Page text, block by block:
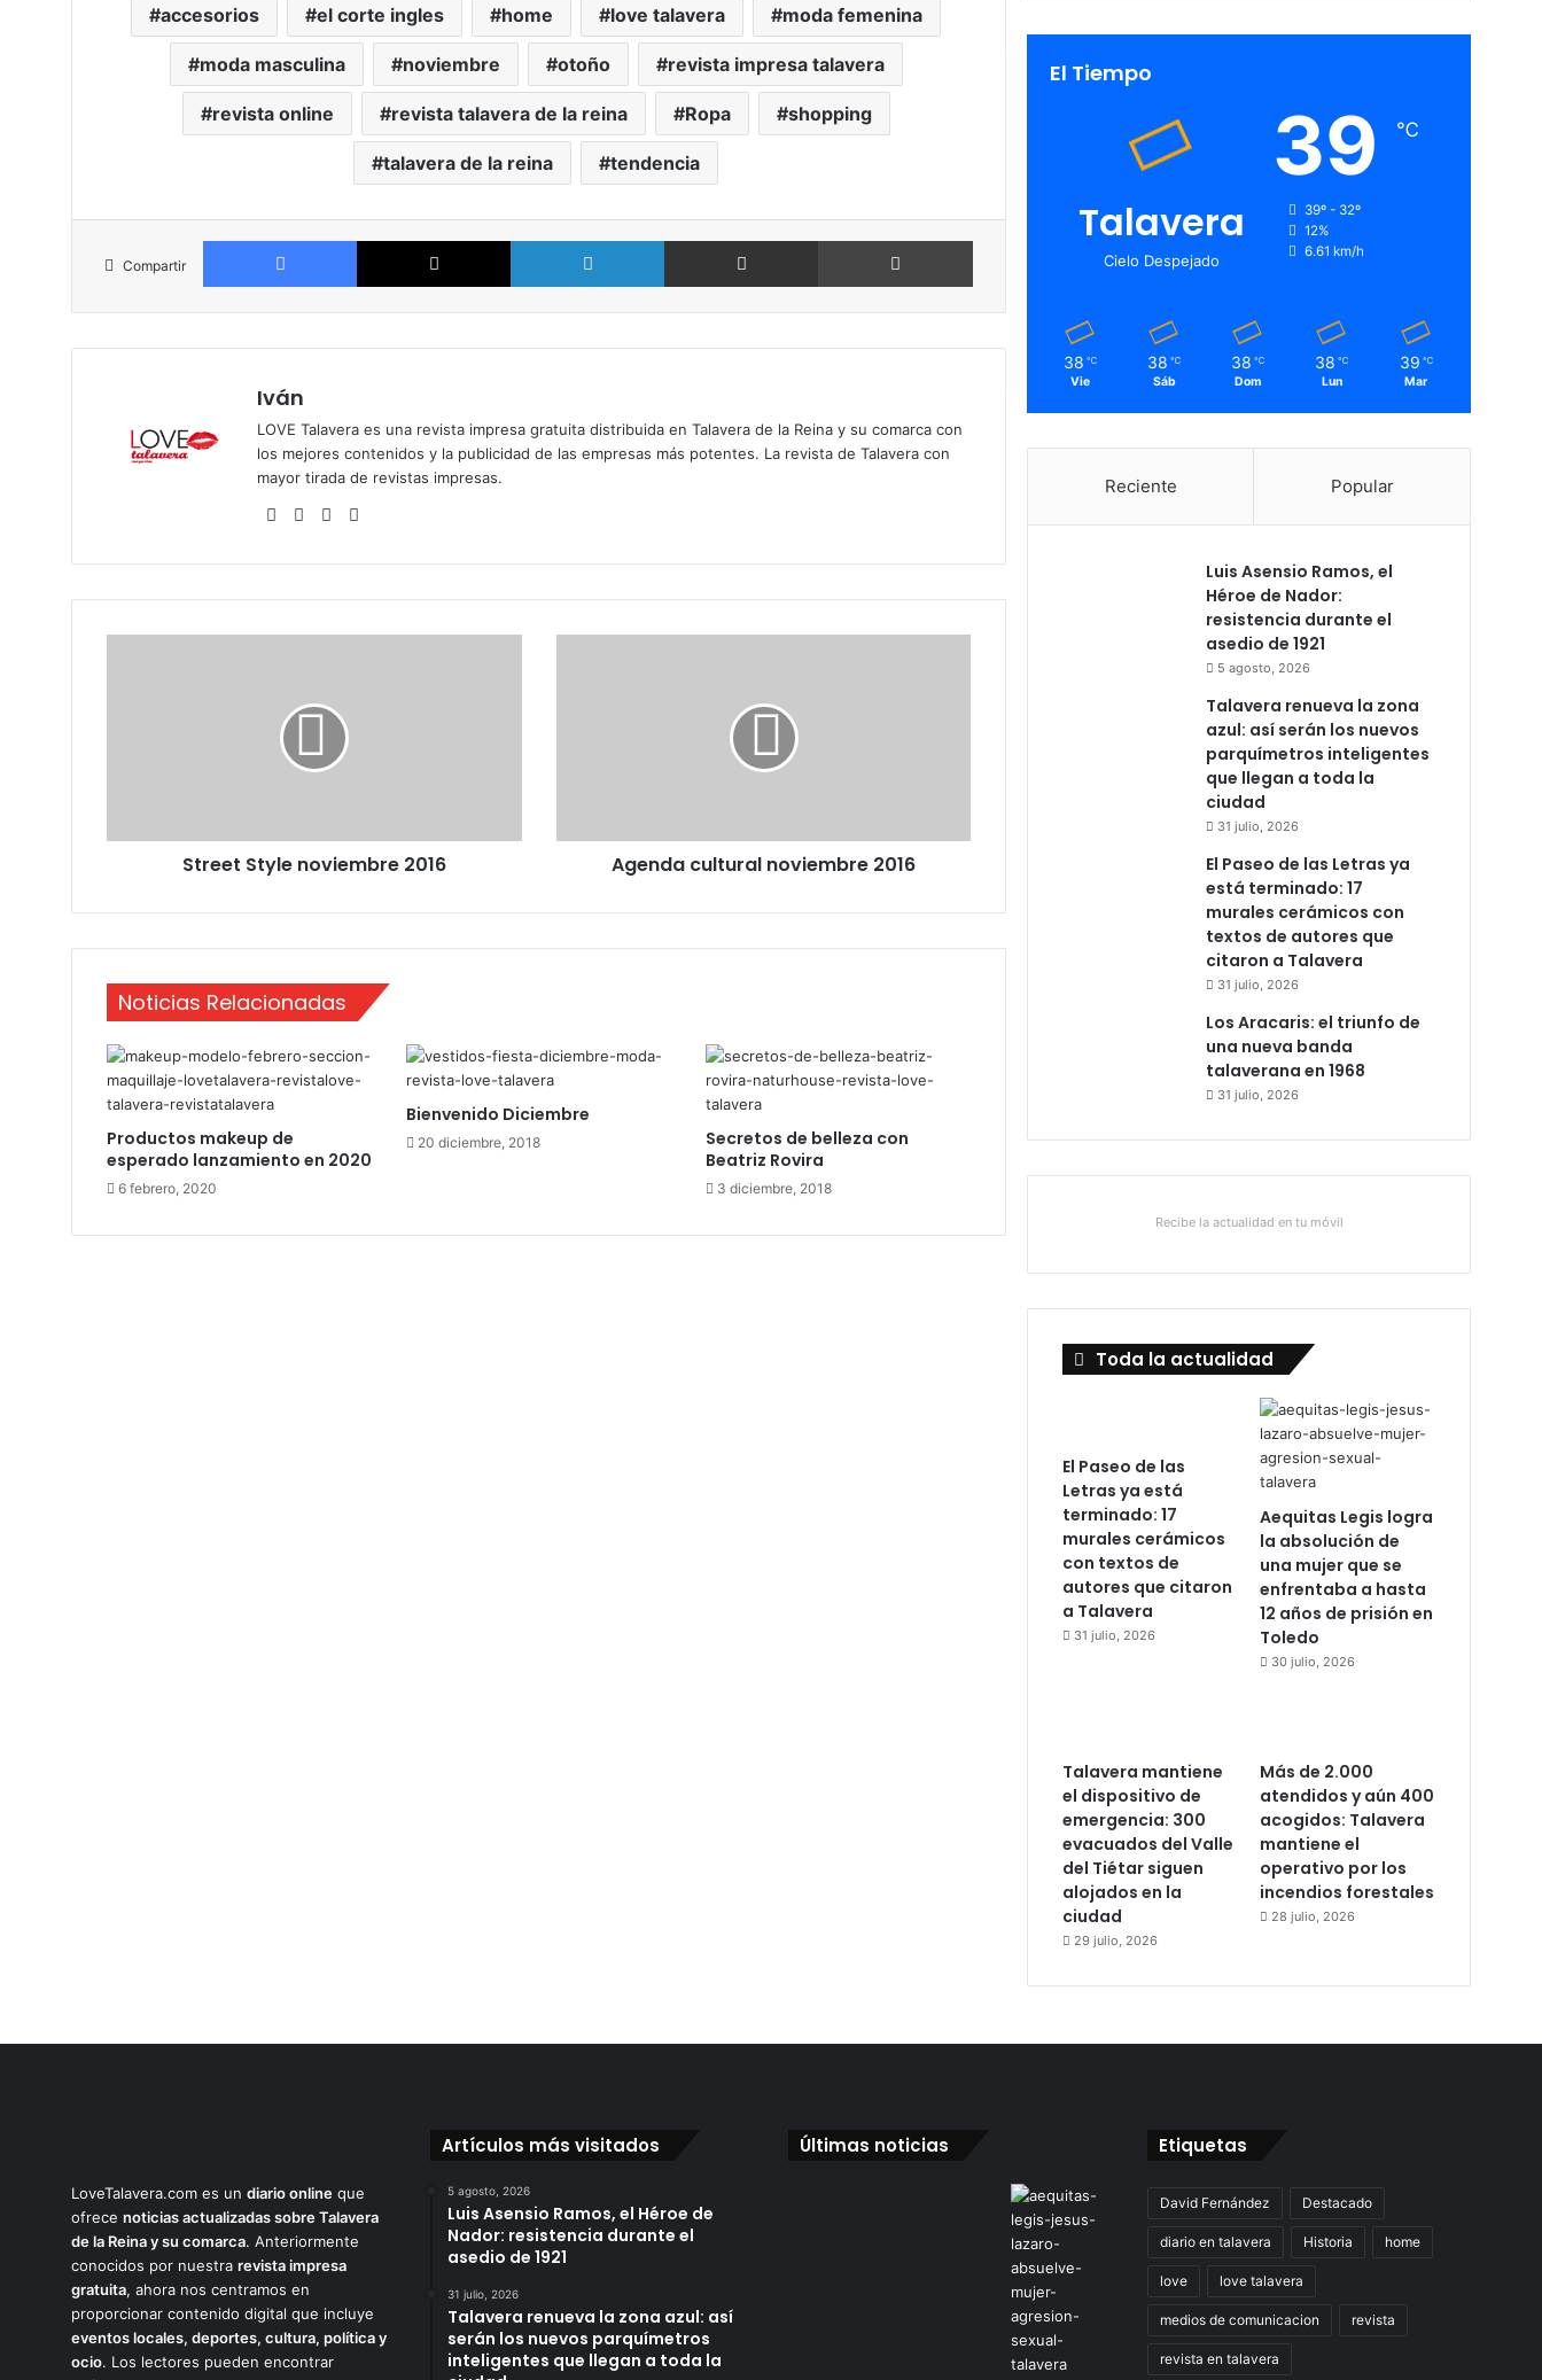
accesorios el corte ingles home love talavera moda femenina
moda masculina noviembre otoño revista impresa talavera
revista online revista talavera de la reina Ropa shopping
talavera de la reina tendencia
Compartir
Facebook X LinkedIn Compartir por Email
Iván
LOVE Talavera es una revista impresa gratuita distribuida en Talavera de la Reina y su comarca con
los mejores contenidos y la publicidad de las empresas más potentes. La revista de Talavera con
mayor tirada de revistas impresas.
Siti
we
b
Fa
bo
ok
X
ra
m
y
n
i
b
r
e
Street Style noviembre 2016
l
r
i
m
Agenda cultural noviembre 2016
Noticias Relacionadas
Productos makeup de
esperado lanzamiento en 2020
6 febrero, 2020
Bienvenido Diciembre
20 diciembre, 2018
Secretos de belleza con
Beatriz Rovira
3 diciembre, 2018
El Tiempo
Talavera
Cielo Despejado
39 ℃
39º - 32º
12%
6.61 km/h
38 ℃
Vie
38 ℃
Sáb
38 ℃
Dom
38 ℃
Lun
39 ℃
Mar
Reciente Popular
Luis Asensio Ramos, el
Héroe de Nador:
resistencia durante el
asedio de 1921
5 agosto, 2026
Talavera renueva la zona
azul: así serán los nuevos
parquímetros inteligentes
que llegan a toda la
ciudad
31 julio, 2026
El Paseo de las Letras ya
está terminado: 17
murales cerámicos con
textos de autores que
citaron a Talavera
31 julio, 2026
Los Aracaris: el triunfo de
una nueva banda
talaverana en 1968
31 julio, 2026
Recibe la actualidad en tu móvil
Toda la actualidad
El Paseo de las
Letras ya está
terminado: 17
murales cerámicos
con textos de
autores que citaron
a Talavera
31 julio, 2026
Aequitas Legis logra
la absolución de
una mujer que se
enfrentaba a hasta
12 años de prisión en
Toledo
30 julio, 2026
Talavera mantiene
el dispositivo de
emergencia: 300
evacuados del Valle
del Tiétar siguen
alojados en la
ciudad
29 julio, 2026
Más de 2.000
atendidos y aún 400
acogidos: Talavera
mantiene el
operativo por los
incendios forestales
28 julio, 2026
LoveTalavera.com es un diario online que
ofrece noticias actualizadas sobre Talavera
de la Reina y su comarca. Anteriormente
conocidos por nuestra revista impresa
gratuita, ahora nos centramos en
proporcionar contenido digital que incluye
eventos locales, deportes, cultura, política y
ocio. Los lectores pueden encontrar
Artículos más visitados
5 agosto, 2026
Luis Asensio Ramos, el Héroe de
Nador: resistencia durante el
asedio de 1921
31 julio, 2026
Talavera renueva la zona azul: así
serán los nuevos parquímetros
inteligentes que llegan a toda la
Últimas noticias Etiquetas
David Fernández Destacado
diario en talavera Historia home
love love talavera
medios de comunicacion revista
revista en talavera